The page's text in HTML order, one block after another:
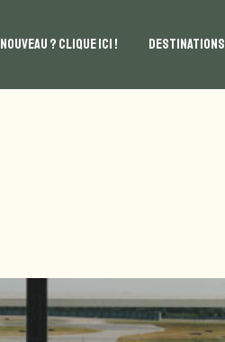
NOUVEAU ? CLIQUE ICI ! DESTINATIONS